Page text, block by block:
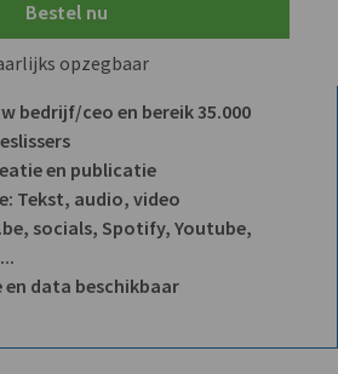
Bestel nu
opzegbaar
bedrijf/ceo en bereik 35.000
en publicatie
Tekst, audio, video
socials, Spotify, Youtube,
data beschikbaar